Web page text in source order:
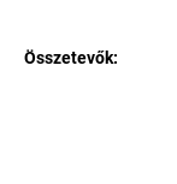
Összetevők: